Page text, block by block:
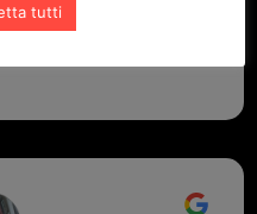
DISPONIBILITA' - UN
tutti